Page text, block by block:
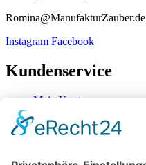
Romina@ManufakturZauber.de
Instagram Facebook
Kundenservice
Mein Konto
Zahlung & Versand
Widerrufsbelehrung
Mein Konto